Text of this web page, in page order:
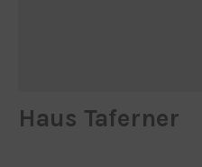
Haus Taferner